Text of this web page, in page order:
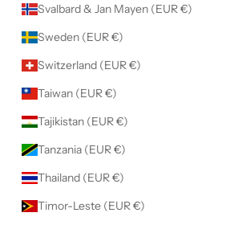
Svalbard & Jan Mayen (EUR €)
Sweden (EUR €)
Switzerland (EUR €)
Taiwan (EUR €)
Tajikistan (EUR €)
Tanzania (EUR €)
Thailand (EUR €)
Timor-Leste (EUR €)